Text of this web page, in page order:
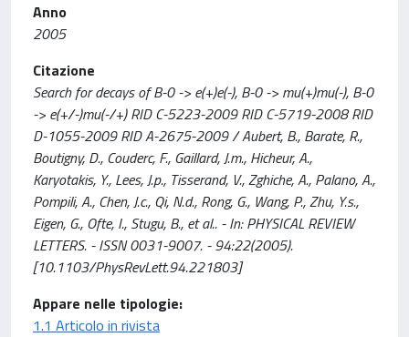
Anno
2005
Citazione
Search for decays of B-0 -> e(+)e(-), B-0 -> mu(+)mu(-), B-0
-> e(+/-)mu(-/+) RID C-5223-2009 RID C-5719-2008 RID
D-1055-2009 RID A-2675-2009 / Aubert, B., Barate, R.,
Boutigny, D., Couderc, F., Gaillard, J.m., Hicheur, A.,
Karyotakis, Y., Lees, J.p., Tisserand, V., Zghiche, A., Palano, A.,
Pompili, A., Chen, J.c., Qi, N.d., Rong, G., Wang, P., Zhu, Y.s.,
Eigen, G., Ofte, I., Stugu, B., et al.. - In: PHYSICAL REVIEW
LETTERS. - ISSN 0031-9007. - 94:22(2005).
[10.1103/PhysRevLett.94.221803]
Appare nelle tipologie:
1.1 Articolo in rivista